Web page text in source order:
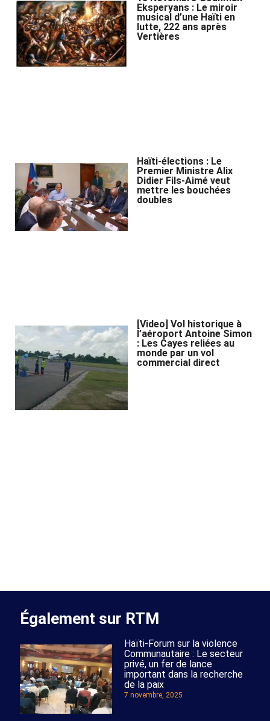
Eksperyans : Le miroir
musical d’une Haïti en
lutte, 222 ans après
Vertières
Haïti-élections : Le
Premier Ministre Alix
Didier Fils-Aimé veut
mettre les bouchées
doubles
[Video] Vol historique à
l’aéroport Antoine Simon
: Les Cayes reliées au
monde par un vol
commercial direct
Également sur RTM
Haïti-Forum sur la violence
Communautaire : Le secteur
privé, un fer de lance
important dans la recherche
de la paix
7 novembre, 2025